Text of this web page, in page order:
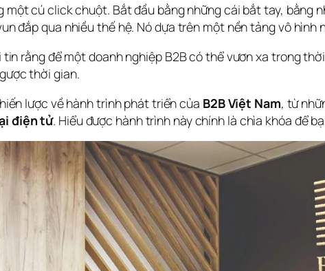
một cú click chuột. Bắt đầu bằng những cái bắt tay,
đắp qua nhiều thế hệ. Nó dựa trên một nền tảng vô hình
rằng để một doanh nghiệp B2B có thể vươn xa trong
thời gian.
lược về hành trình phát triển của B2B Việt Nam, từ
điện tử. Hiểu được hành trình này chính là chìa khóa để